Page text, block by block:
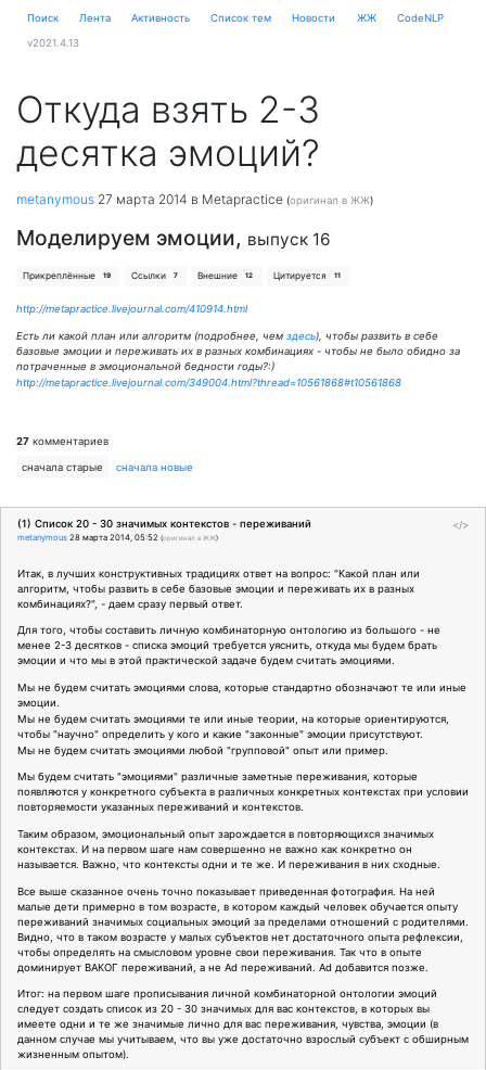
Поиск Лента Активность Cписок тем Новости ЖЖ CodeNLP
v2021.4.13
Откуда взять 2-3
десятка эмоций?
metanymous 27 марта 2014 в Metapractice (оригинал в ЖЖ)
Моделируем эмоции, выпуск 16
Прикреплённые 19 Ссылки 7 Внешние 12 Цитируется 11
http://metapractice.livejournal.com/410914.html
Есть ли какой план или алгоритм (подробнее, чем здесь), чтобы развить в себе
базовые эмоции и переживать их в разных комбинациях - чтобы не было обидно за
потраченные в эмоциональной бедности годы?:)
http://metapractice.livejournal.com/349004.html?thread=10561868#t10561868
27 комментариев
сначала старые сначала новые
</>
(1) Список 20 - 30 значимых контекстов - переживаний
metanymous 28 марта 2014, 05:52 (оригинал в ЖЖ)
Итак, в лучших конструктивных традициях ответ на вопрос: "Какой план или
алгоритм, чтобы развить в себе базовые эмоции и переживать их в разных
комбинациях?", - даем сразу первый ответ.
Для того, чтобы составить личную комбинаторную онтологию из большого - не
менее 2-3 десятков - списка эмоций требуется уяснить, откуда мы будем брать
эмоции и что мы в этой практической задаче будем считать эмоциями.
Мы не будем считать эмоциями слова, которые стандартно обозначают те или иные
эмоции.
Мы не будем считать эмоциями те или иные теории, на которые ориентируются,
чтобы "научно" определить у кого и какие "законные" эмоции присутствуют.
Мы не будем считать эмоциями любой "групповой" опыт или пример.
Мы будем считать "эмоциями" различные заметные переживания, которые
появляются у конкретного субъекта в различных конкретных контекстах при условии
повторяемости указанных переживаний и контекстов.
Таким образом, эмоциональный опыт зарождается в повторяющихся значимых
контекстах. И на первом шаге нам совершенно не важно как конкретно он
называется. Важно, что контексты одни и те же. И переживания в них сходные.
Все выше сказанное очень точно показывает приведенная фотография. На ней
малые дети примерно в том возрасте, в котором каждый человек обучается опыту
переживаний значимых социальных эмоций за пределами отношений с родителями.
Видно, что в таком возрасте у малых субъектов нет достаточного опыта рефлексии,
чтобы определять на смысловом уровне свои переживания. Так что в опыте
доминирует ВАКОГ переживаний, а не Ad переживаний. Ad добавится позже.
Итог: на первом шаге прописывания личной комбинаторной онтологии эмоций
следует создать список из 20 - 30 значимых для вас контекстов, в которых вы
имеете одни и те же значимые лично для вас переживания, чувства, эмоции (в
данном случае мы учитываем, что вы уже достаточно взрослый субъект с обширным
жизненным опытом).